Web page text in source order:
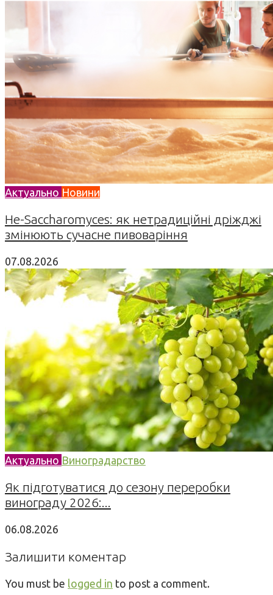
Актуально Новини
Не-Saccharomyces: як нетрадиційні дріжджі
змінюють сучасне пивоваріння
07.08.2026
Актуально Виноградарство
Як підготуватися до сезону переробки
винограду 2026:...
06.08.2026
Залишити коментар
You must be logged in to post a comment.